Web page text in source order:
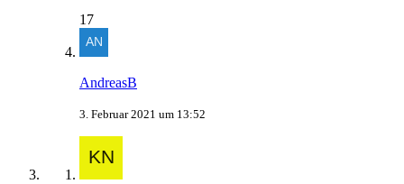
17
AndreasB
3. Februar 2021 um 13:52